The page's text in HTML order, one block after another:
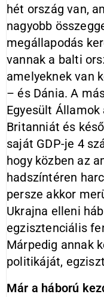
hét ország van,
nagyobb
megállapodás
vannak a balti
amelyeknek van
– és Dánia. A
Egyesült Államok
Britanniát és
saját GDP-je 4
hogy közben az
hadszíntéren
persze akkor
Ukrajna elleni
egzisztenciális
Márpedig annak
politikáját,
Már a háború